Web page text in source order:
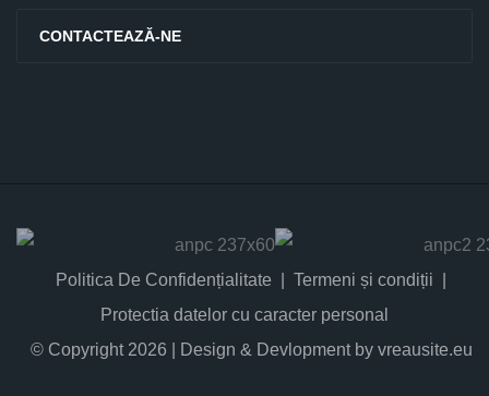
CONTACTEAZĂ-NE
Politica De Confidențialitate
Termeni și condiții
Protectia datelor cu caracter personal
© Copyright 2026 | Design & Devlopment by vreausite.eu